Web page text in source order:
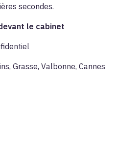
secondes.
le cabinet
Grasse, Valbonne, Cannes